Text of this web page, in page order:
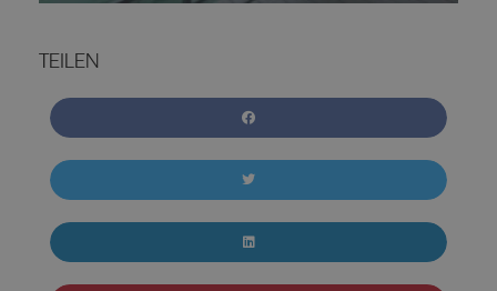
TEILEN